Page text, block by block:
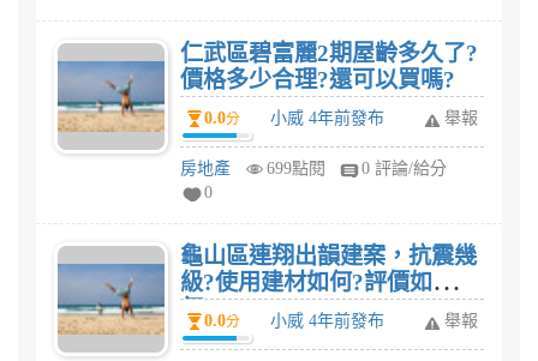
仁武區碧富麗2期屋齡多久了?
價格多少合理?還可以買嗎?
0.0分 小威 4年前發布 舉報
房地產 699點閱
0 評論/給分
0
龜山區連翔出韻建案，抗震幾
級?使用建材如何?評價如
何?0.0分 小威 4年前發布 舉報